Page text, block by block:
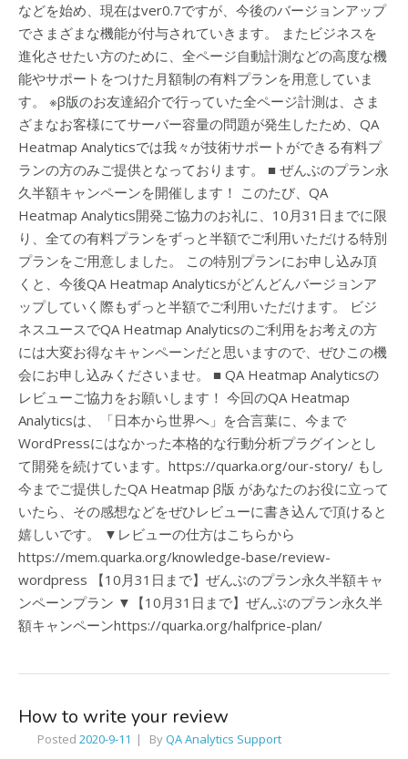
などを始め、現在はver0.7ですが、今後のバージョンアップ
でさまざまな機能が付与されていきます。 またビジネスを
進化させたい方のために、全ページ自動計測などの高度な機
能やサポートをつけた月額制の有料プランを用意していま
す。 ※β版のお友達紹介で行っていた全ページ計測は、さま
ざまなお客様にてサーバー容量の問題が発生したため、QA
Heatmap Analyticsでは我々が技術サポートができる有料プ
ランの方のみご提供となっております。 ■ ぜんぶのプラン永
久半額キャンペーンを開催します！ このたび、QA
Heatmap Analytics開発ご協力のお礼に、10月31日までに限
り、全ての有料プランをずっと半額でご利用いただける特別
プランをご用意しました。 この特別プランにお申し込み頂
くと、今後QA Heatmap Analyticsがどんどんバージョンア
ップしていく際もずっと半額でご利用いただけます。 ビジ
ネスユースでQA Heatmap Analyticsのご利用をお考えの方
には大変お得なキャンペーンだと思いますので、ぜひこの機
会にお申し込みくださいませ。 ■ QA Heatmap Analyticsの
レビューご協力をお願いします！ 今回のQA Heatmap
Analyticsは、「日本から世界へ」を合言葉に、今まで
WordPressにはなかった本格的な行動分析プラグインとし
て開発を続けています。https://quarka.org/our-story/ もし
今までご提供したQA Heatmap β版 があなたのお役に立って
いたら、その感想などをぜひレビューに書き込んで頂けると
嬉しいです。 ▼レビューの仕方はこちらから
https://mem.quarka.org/knowledge-base/review-
wordpress 【10月31日まで】ぜんぶのプラン永久半額キャ
ンペーンプラン ▼【10月31日まで】ぜんぶのプラン永久半
額キャンペーンhttps://quarka.org/halfprice-plan/
How to write your review
Posted 2020-9-11 ByQA Analytics Support